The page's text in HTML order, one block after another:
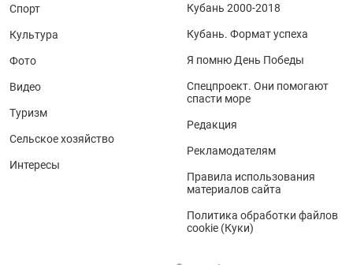
Спорт
Культура
Фото
Видео
Туризм
Сельское хозяйство
Интересы
Кубань 2000-2018
Кубань. Формат успеха
Я помню День Победы
Спецпроект. Они помогают
спасти море
Редакция
Рекламодателям
Правила использования
материалов сайта
Политика обработки файлов
cookie (Куки)